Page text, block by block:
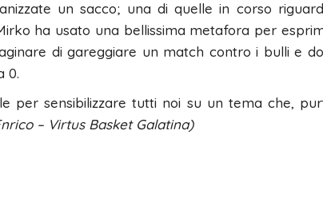
un sacco; una di quelle in corso
ha usato una bellissima metafora per
di gareggiare un match contro i bulli e
0.
per sensibilizzare tutti noi su un tema che,
– Virtus Basket Galatina)